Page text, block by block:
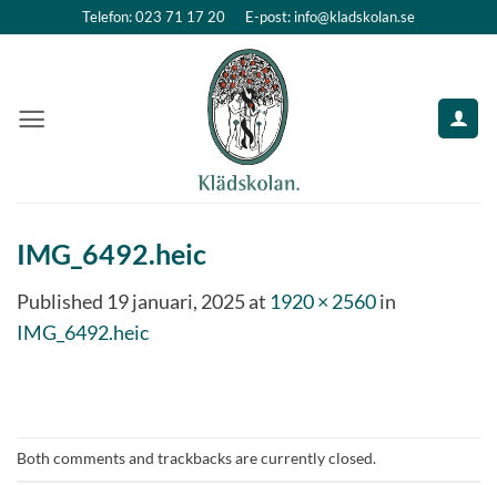
Telefon: 023 71 17 20 E-post: info@kladskolan.se
IMG_6492.heic
Published 19 januari, 2025at 1920 × 2560in
IMG_6492.heic
Both comments and trackbacks are currently closed.